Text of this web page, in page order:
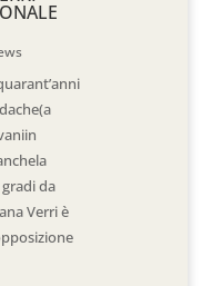
da
Verri è